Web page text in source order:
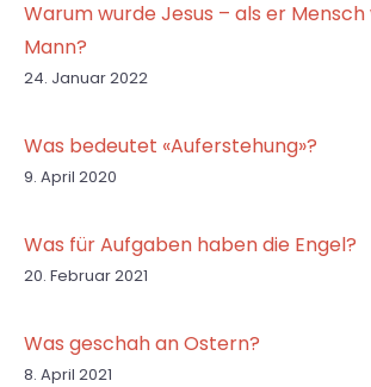
Warum wurde Jesus – als er
Mann?
24. Januar 2022
Was bedeutet «Auferstehung»?
9. April 2020
Was für Aufgaben haben die Engel?
20. Februar 2021
Was geschah an Ostern?
8. April 2021